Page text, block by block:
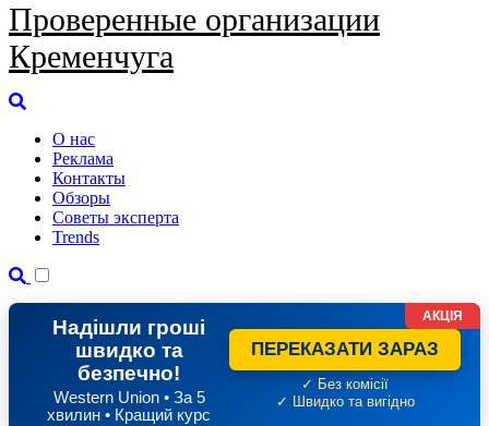
Проверенные организации
Кременчуга
О нас
Реклама
Контакты
Обзоры
Советы эксперта
Trends
Надішли гроші
швидко та
безпечно!
Western Union • За 5
хвилин • Кращий курс
ПЕРЕКАЗАТИ ЗАРАЗ
✓ Без комісії
✓ Швидко та вигідно
АКЦІЯ